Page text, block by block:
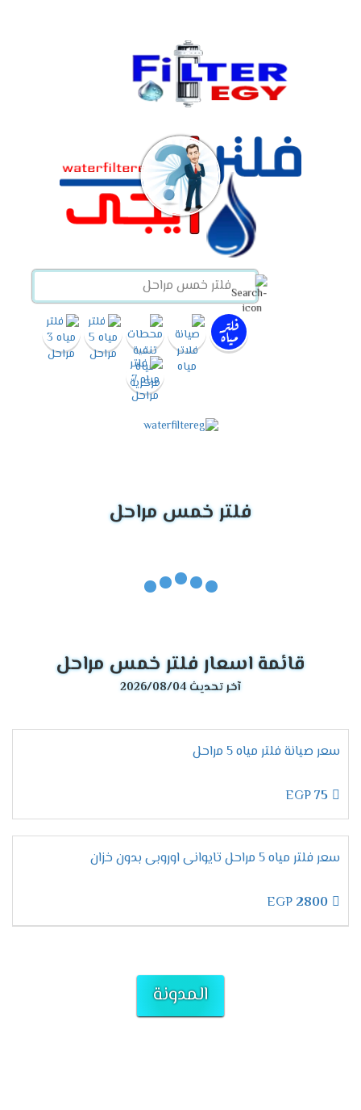
فلتر خمس مراحل
قائمة اسعار فلتر خمس مراحل
آخر تحديث 2026/08/04
سعر صيانة فلتر مياه 5 مراحل
75
سعر فلتر مياه 5 مراحل تايوانى اوروبى بدون خزان
2800
المدونة